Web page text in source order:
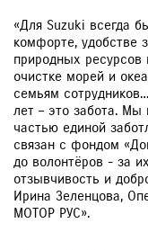
«Для Suzuki всегда
комфорте, удобстве
природных ресурсов
очистке морей и
семьям
лет – это забота.
частью единой
связан с фондом
до волонтёров - за
отзывчивость и
Ирина Зеленцова,
МОТОР РУС».